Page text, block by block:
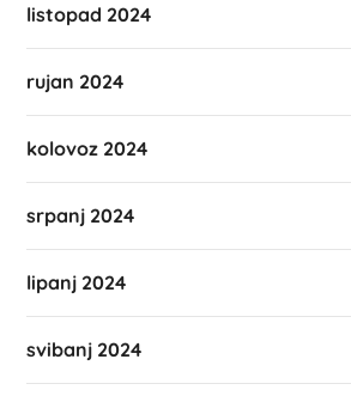
listopad 2024
rujan 2024
kolovoz 2024
srpanj 2024
lipanj 2024
svibanj 2024